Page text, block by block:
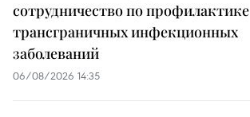
сотрудничество по профилактике
трансграничных инфекционных
заболеваний
06/08/2026 14:35